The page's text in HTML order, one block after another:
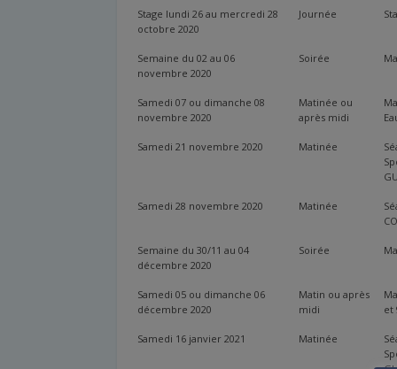
Stage lundi 26 au mercredi 28
octobre 2020
Journée
Semaine du 02 au 06
novembre 2020
Soirée
Samedi 07 ou dimanche 08
novembre 2020
Matinée ou
après midi
Samedi 21 novembre 2020 Matinée
Samedi 28 novembre 2020 Matinée
Semaine du 30/11 au 04
décembre 2020
Soirée
Samedi 05 ou dimanche 06
décembre 2020
Matin ou après
midi
et
Samedi 16 janvier 2021 Matinée